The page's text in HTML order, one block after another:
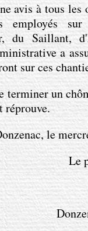
avis à tous les
employés
du Saillant,
a
sur ces
terminer un
réprouve.
le
Le